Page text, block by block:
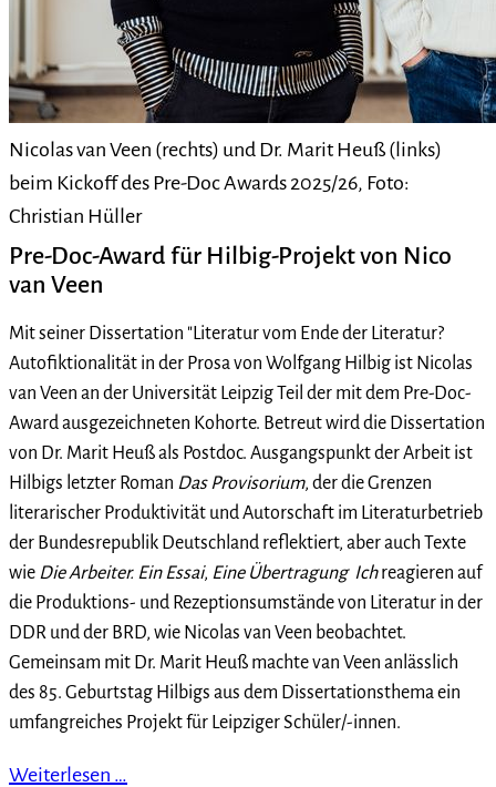
Nicolas van Veen (rechts) und Dr. Marit Heuß (links)
beim Kickoff des Pre-Doc Awards 2025/26, Foto:
Christian Hüller
Pre-Doc-Award für Hilbig-Projekt von Nico
van Veen
Mit seiner Dissertation "Literatur vom Ende der Literatur?
Autofiktionalität in der Prosa von Wolfgang Hilbig ist Nicolas
van Veen an der Universität Leipzig Teil der mit dem Pre-Doc-
Award ausgezeichneten Kohorte. Betreut wird die Dissertation
von Dr. Marit Heuß als Postdoc. Ausgangspunkt der Arbeit ist
Hilbigs letzter Roman Das Provisorium, der die Grenzen
literarischer Produktivität und Autorschaft im Literaturbetrieb
der Bundesrepublik Deutschland reflektiert, aber auch Texte
wie Die Arbeiter. Ein Essai, Eine Übertragung Ichreagieren auf
die Produktions- und Rezeptionsumstände von Literatur in der
DDR und der BRD, wie Nicolas van Veen beobachtet.
Gemeinsam mit Dr. Marit Heuß machte van Veen anlässlich
des 85. Geburtstag Hilbigs aus dem Dissertationsthema ein
umfangreiches Projekt für Leipziger Schüler/-innen.
Weiterlesen …